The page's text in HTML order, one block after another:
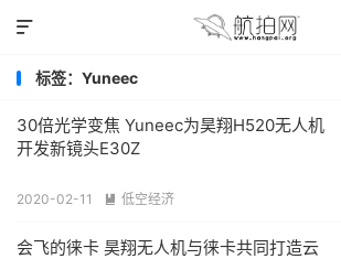

标签：Yuneec
30倍光学变焦 Yuneec为昊翔H520无人机
开发新镜头E30Z
2020-02-11  低空经济
会飞的徕卡 昊翔无人机与徕卡共同打造云